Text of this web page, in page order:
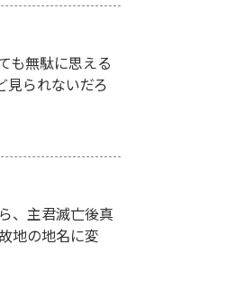
も無駄に思える
見られないだろ
、主君滅亡後真
地の地名に変